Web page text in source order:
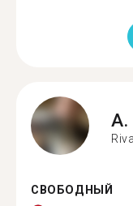
A.
СВОБОДНЫЙ